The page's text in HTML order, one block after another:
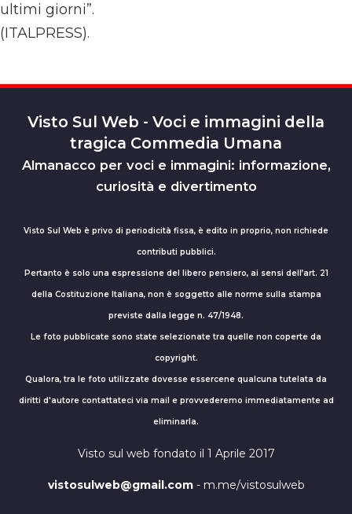
ultimi giorni”.
(ITALPRESS).
Visto Sul Web - Voci e immagini della
tragica Commedia Umana
Almanacco per voci e immagini: informazione,
curiosità e divertimento
Visto Sul Web è privo di periodicità fissa, è edito in proprio, non richiede
contributi pubblici.
Pertanto è solo una espressione del libero pensiero, ai sensi dell’art. 21
della Costituzione Italiana, non è soggetto alle norme sulla stampa
previste dalla legge n. 47/1948.
Le foto pubblicate sono state selezionate tra quelle non coperte da
copyright.
Qualora, tra le foto utilizzate dovesse essercene qualcuna tutelata da
diritti d'autore contattateci via mail e provvederemo immediatamente ad
eliminarla.
Visto sul web fondato il 1 Aprile 2017
vistosulweb@gmail.com- m.me/vistosulweb